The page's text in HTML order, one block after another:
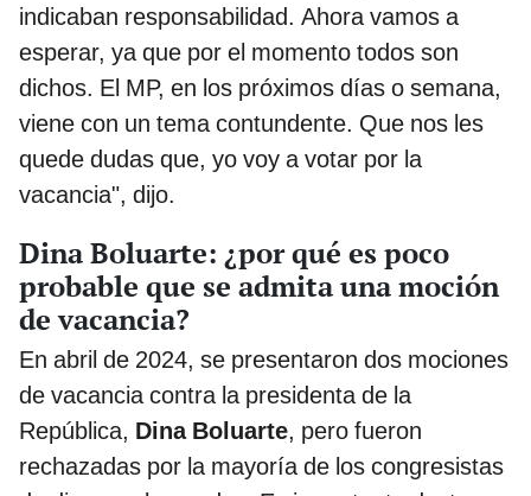
indicaban responsabilidad. Ahora vamos a
esperar, ya que por el momento todos son
dichos. El MP, en los próximos días o semana,
viene con un tema contundente. Que nos les
quede dudas que, yo voy a votar por la
vacancia", dijo.
Dina Boluarte: ¿por qué es poco
probable que se admita una moción
de vacancia?
En abril de 2024, se presentaron dos mociones
de vacancia contra la presidenta de la
República, Dina Boluarte, pero fueron
rechazadas por la mayoría de los congresistas